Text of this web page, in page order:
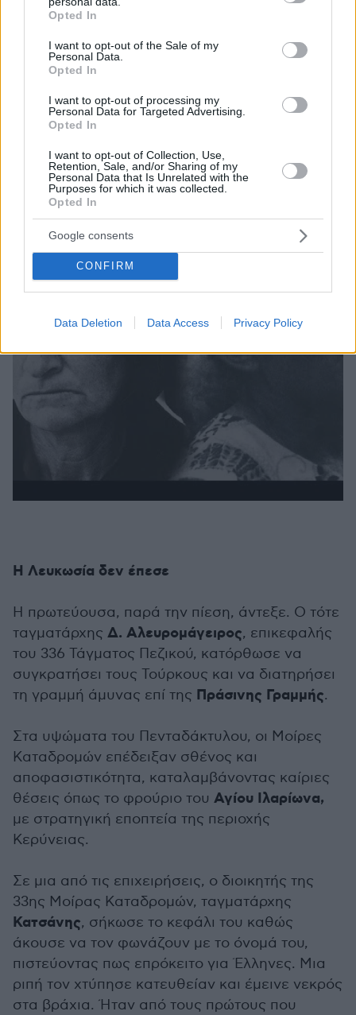
grant or deny consent to Google and its third-party tags to
use your data for below specified purposes in below Google
consent section.
Opted In
I want to opt-out of the Sale of my
Personal Data.
Opted In
I want to opt-out of processing my
Personal Data for Targeted Advertising.
Opted In
I want to opt-out of Collection, Use,
Retention, Sale, and/or Sharing of my
Personal Data that Is Unrelated with the
Purposes for which it was collected.
Opted In
Google consents
CONFIRM
Data Deletion Data Access Privacy Policy
ενεργώντας χωρίς διαταγές, άνοιξε πυρ κατά
του τουρκικού θύλακα και στη συνέχεια με
ελιγμό παραπλάνησε την τουρκική αεροπορία,
Λέσβος», βύθισε κατά λάθος δύο τουρκικά
αντιτορπιλικά.
Η Λευκωσία δεν έπεσε
Η πρωτεύουσα, παρά την πίεση, άντεξε. Ο τότε
ταγματάρχης Δ. Αλευρομάγειρος, επικεφαλής
του 336 Τάγματος Πεζικού, κατόρθωσε να
συγκρατήσει τους Τούρκους και να διατηρήσει
τη γραμμή άμυνας επί της Πράσινης Γραμμής.
Στα υψώματα του Πενταδάκτυλου, οι Μοίρες
Καταδρομών επέδειξαν σθένος και
αποφασιστικότητα, καταλαμβάνοντας καίριες
θέσεις όπως το φρούριο του Αγίου Ιλαρίωνα,
με στρατηγική εποπτεία της περιοχής
Κερύνειας.
Σε μια από τις επιχειρήσεις, ο διοικητής της
33ης Μοίρας Καταδρομών, ταγματάρχης
Κατσάνης, σήκωσε το κεφάλι του καθώς
άκουσε να τον φωνάζουν με το όνομά του,
πιστεύοντας πως επρόκειτο για Έλληνες. Μια
ριπή τον χτύπησε κατευθείαν και έμεινε νεκρός
στα βράχια. Ήταν από τους πρώτους που